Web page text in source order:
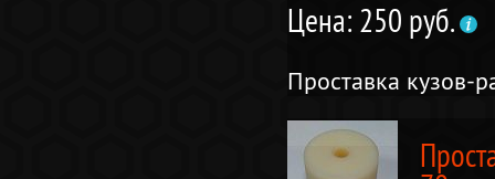
Цена: 250 руб.
Проставка кузов-